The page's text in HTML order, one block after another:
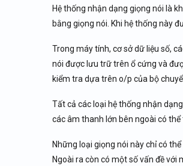
Hệ thống nhận dạng giọng nói là
bằng giọng nói. Khi hệ thống này
Trong máy tính, cơ sở dữ liệu số,
nói được lưu trữ trên ổ cứng và
kiểm tra dựa trên o/p của bộ
Tất cả các loại hệ thống nhận
các âm thanh lớn bên ngoài có thể
Những loại giọng nói này chỉ có
Ngoài ra còn có một số vấn đề